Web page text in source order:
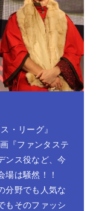
・リーグ』
『ファンタステ
ンス役など、今
場は騒然！！
分野でも人気な
もそのファッシ